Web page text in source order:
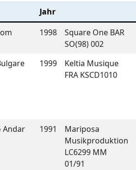
Jahr
1998
Square One BAR
SO(98) 002
1999
Keltia Musique
FRA KSCD1010
Andar 1991
Mariposa
Musikproduktion
LC6299 MM
01/91